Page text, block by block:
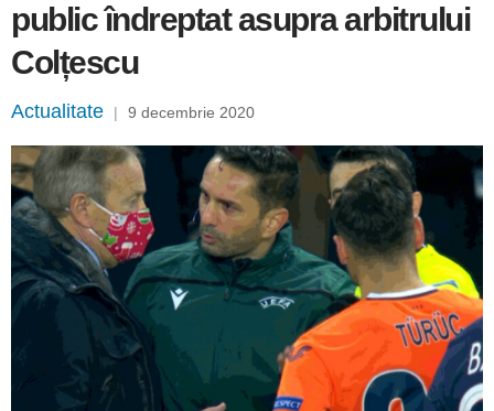
public îndreptat asupra arbitrului
Colțescu
Actualitate | 9 decembrie 2020